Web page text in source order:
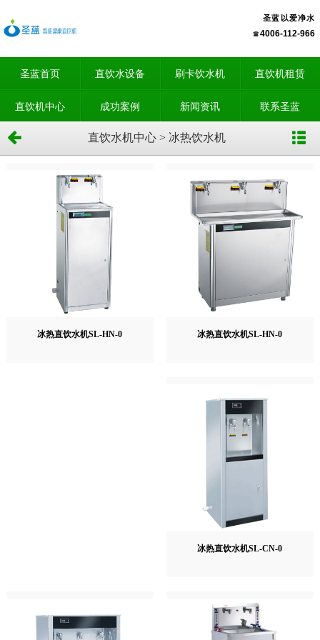
圣蓝以爱净水
4006-112-966
圣蓝首页 直饮水设备 刷卡饮水机 直饮机租赁
直饮机中心 成功案例 新闻资讯 联系圣蓝
直饮水机中心 > 冰热饮水机
冰热直饮水机SL-HN-0 冰热直饮水机SL-HN-0
冰热直饮水机SL-CN-0